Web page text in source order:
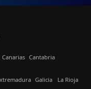
Canarias Cantabria
Galicia La Rioja